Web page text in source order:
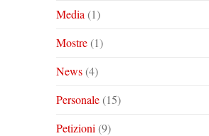
Media (1)
Mostre(1)
News(4)
Personale(15)
Petizioni (9)